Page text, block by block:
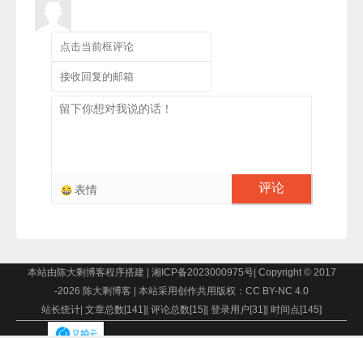
表情 评论
本站由陈大剩博客程序搭建 | 湘ICP备2023000975号| Copyright © 2017
-2026 陈大剩博客 | 本站采用创作共用版权：CC BY-NC 4.0
站长统计| 文章总数[141 ]| 评论总数[15]| 登录用户[31 ]| 时间点[145]